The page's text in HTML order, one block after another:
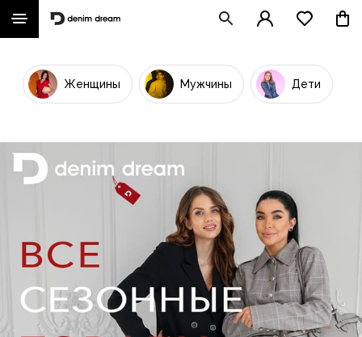
Женщины Мужчины Дети